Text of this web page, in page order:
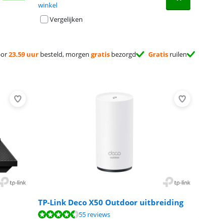
winkel
Vergelijken
23.59 uur besteld, morgen gratis bezorgd Gratis ruilen
reviews.
TP-Link Deco X50 Outdoor uitbreiding
reviews.
55 reviews
reviews.